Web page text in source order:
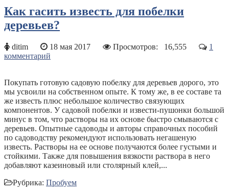
Как гасить известь для побелки
деревьев?
ditim 18 мая 2017 Просмотров: 16,555
1
комментарий
Покупать готовую садовую побелку для деревьев дорого, это
мы усвоили на собственном опыте. К тому же, в ее составе та
же известь плюс небольшое количество связующих
компонентов. У садовой побелки и извести-пушонки большой
минус в том, что растворы на их основе быстро смываются с
деревьев. Опытные садоводы и авторы справочных пособий
по садоводству рекомендуют использовать негашеную
известь. Растворы на ее основе получаются более густыми и
стойкими. Также для повышения вязкости раствора в него
добавляют казеиновый или столярный клей,...
Рубрика: Пробуем